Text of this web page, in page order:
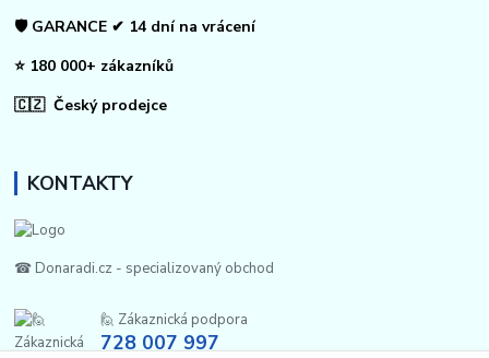
🛡️ GARANCE ✔ 14 dní na vrácení
⭐ 180 000+ zákazníků
🇨🇿 Český prodejce
KONTAKTY
☎ Donaradi.cz - specializovaný obchod
🙋 Zákaznická podpora
728 007 997